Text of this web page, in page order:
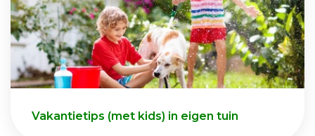
Vakantietips (met kids) in eigen tuin